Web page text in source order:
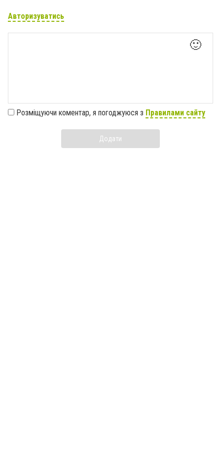
Авторизуватись
🙂
Розміщуючи коментар, я погоджуюся з Правилами сайту
Додати